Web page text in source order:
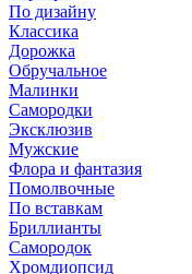
По дизайну
Классика
Дорожка
Обручальное
Малинки
Самородки
Эксклюзив
Мужские
Флора и фантазия
Помолвочные
По вставкам
Бриллианты
Самородок
Хромдиопсид